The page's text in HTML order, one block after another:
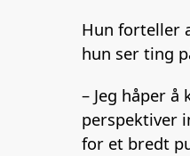
Hun forteller
hun ser ting
– Jeg håper
perspektiver
for et bredt